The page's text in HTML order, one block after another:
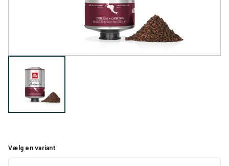
Vælg en variant